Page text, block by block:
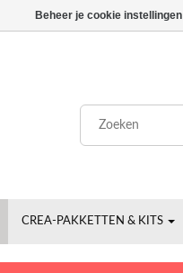
CREA-PAKKETTEN & KITS
Beheer je cookie instellingen